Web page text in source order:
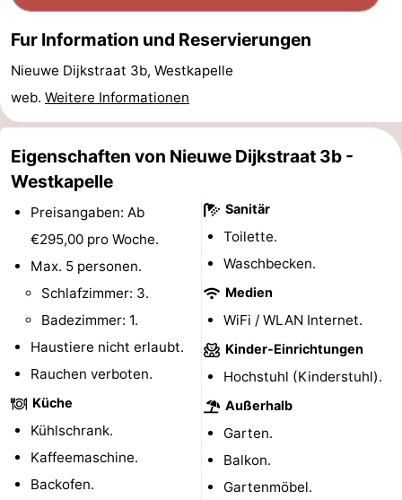
en
(mit
Frühstück)
Lastminutes
Sehen
&
tun
-
Museen
-
Galerien
-
Kirchen
Aussichtspunkte
Attraktionen
-
Spielplätze
-
Fur Information und Reservierungen
Nieuwe Dijkstraat 3b, Westkapelle
web. Weitere Informationen
Eigenschaften von Nieuwe Dijkstraat 3b -
Westkapelle
Preisangaben: Ab
€295,00 pro Woche.
Max. 5 personen.
Schlafzimmer: 3.
Badezimmer: 1.
Haustiere nicht erlaubt.
Rauchen verboten.
Küche
Kühlschrank.
Kaffeemaschine.
Backofen.
Sanitär
Toilette.
Waschbecken.
Medien
WiFi / WLAN Internet.
Kinder-Einrichtungen
Hochstuhl (Kinderstuhl).
Außerhalb
Garten.
Balkon.
Gartenmöbel.